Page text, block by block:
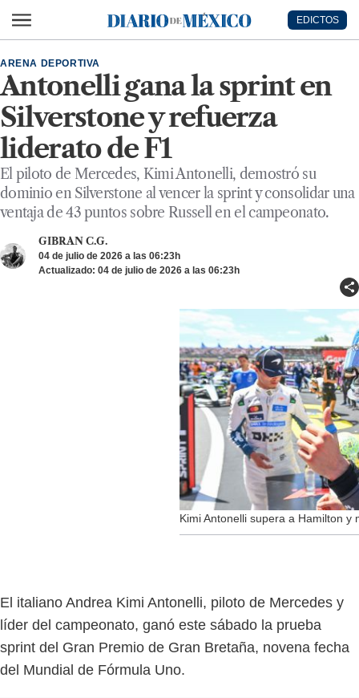
Diario de México
EDICTOS
Antonelli gana la sprint en
Silverstone y refuerza
liderato de F1
ARENA DEPORTIVA
El piloto de Mercedes, Kimi Antonelli, demostró su
dominio en Silverstone al vencer la sprint y consolidar una
ventaja de 43 puntos sobre Russell en el campeonato.
GIBRAN C.G.
04 de julio de 2026 a las 06:23h
Actualizado: 04 de julio de 2026 a las 06:23h
Kimi Antonelli supera a Hamilton y
El italiano Andrea Kimi Antonelli, piloto de Mercedes y
líder del campeonato, ganó este sábado la prueba
sprint del Gran Premio de Gran Bretaña, novena fecha
del Mundial de Fórmula Uno.